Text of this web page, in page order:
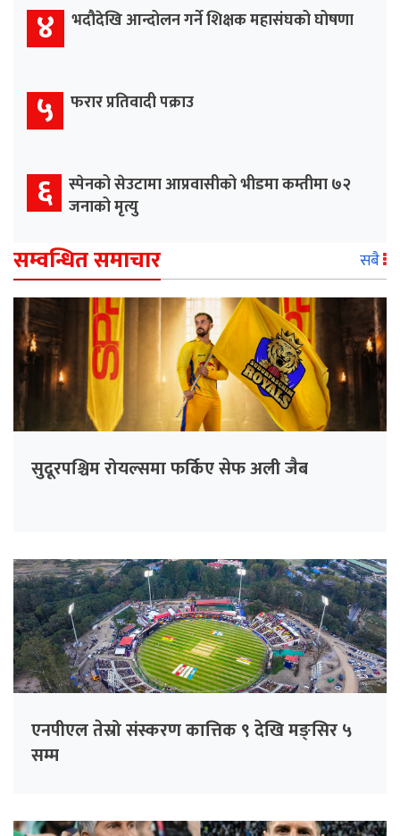
४ भदौदेखि आन्दोलन गर्ने शिक्षक महासंघको घोषणा
५ फरार प्रतिवादी पक्राउ
६ स्पेनको सेउटामा आप्रवासीको भीडमा कम्तीमा ७२
जनाको मृत्यु
सम्वन्धित समाचार सबै
सुदूरपश्चिम रोयल्समा फर्किए सेफ अली जैब
एनपीएल तेस्रो संस्करण कात्तिक ९ देखि मङ्सिर ५
सम्म